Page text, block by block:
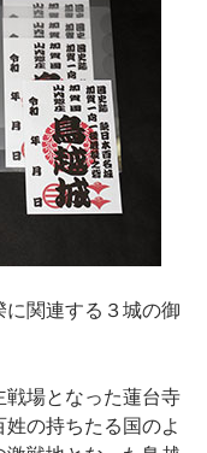
関連する３城の御
場となった蓮台寺
の持ちたる国のよ